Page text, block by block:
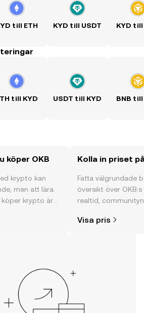
till ETH KYD till USDT KYD till
till KYD USDT till KYD BNB till
köper OKB
krypto kan
men att lära
köper krypto är
eller direkt
Kolla in priset
Fatta välgrundade
översikt över
realtid,
Visa pris